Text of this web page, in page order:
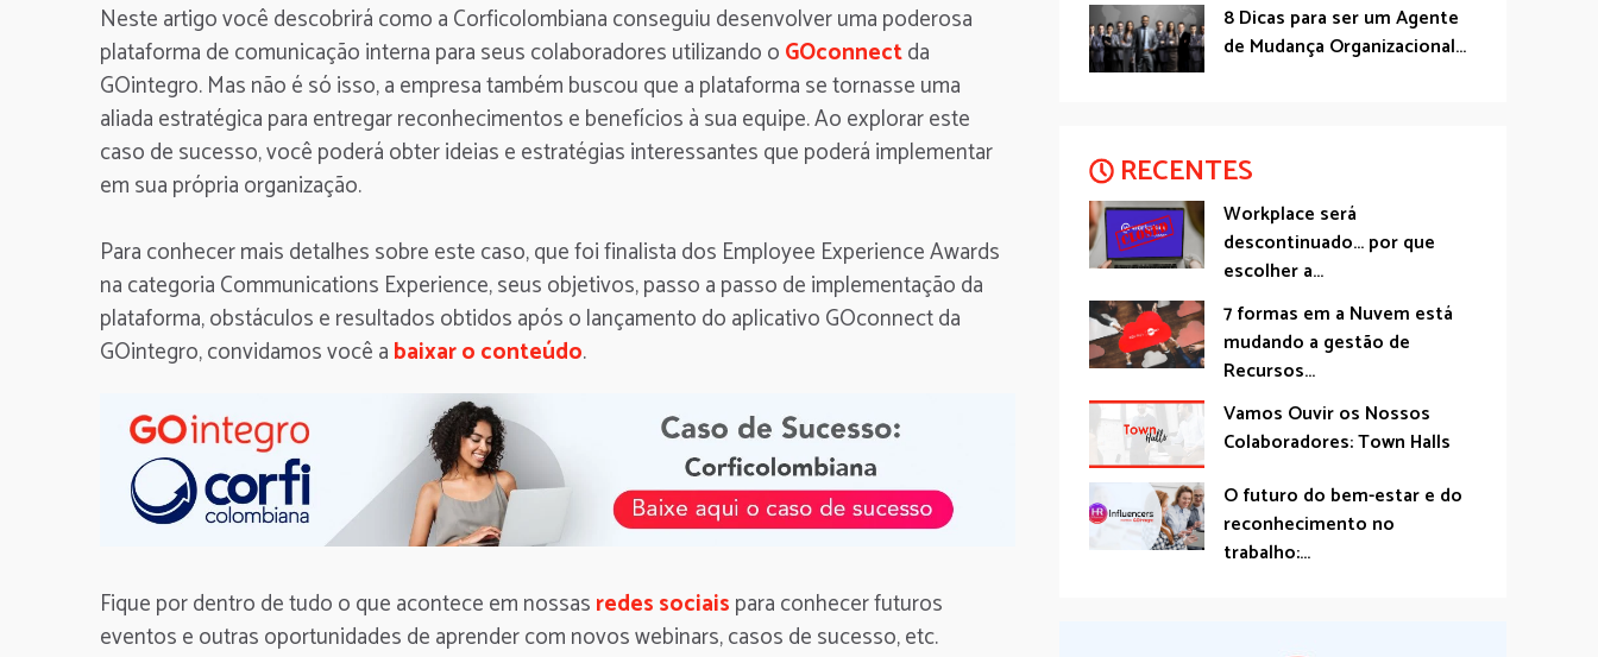
Neste artigo você descobrirá como a Corficolombiana conseguiu desenvolver uma poderosa
plataforma de comunicação interna para seus colaboradores utilizando oGOconnectda
GOintegro. Mas não é só isso, a empresa também buscou que a plataforma se tornasse uma
aliada estratégica para entregar reconhecimentos e benefícios à sua equipe. Ao explorar este
caso de sucesso, você poderá obter ideias e estratégias interessantes que poderá implementar
em sua própria organização.
Para conhecer mais detalhes sobre este caso, que foi finalista dos Employee Experience Awards
na categoria Communications Experience, seus objetivos, passo a passo de implementação da
plataforma, obstáculos e resultados obtidos após o lançamento do aplicativo GOconnect da
GOintegro, convidamos você abaixar o conteúdo.
Fique por dentro de tudo o que acontece em nossasredes sociaispara conhecer futuros
eventos e outras oportunidades de aprender com novos webinars, casos de sucesso, etc.
8 Dicas para ser um Agente
de Mudança Organizacional...
RECENTES
Workplace será
descontinuado… por que
escolher a...
7 formas em a Nuvem está
mudando a gestão de
Recursos...
Vamos Ouvir os Nossos
Colaboradores: Town Halls
O futuro do bem-estar e do
reconhecimento no
trabalho:...